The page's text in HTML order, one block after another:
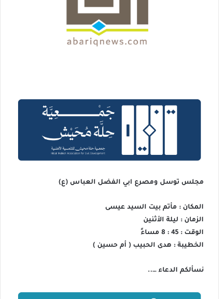
مجلس توسل ومصرع ابي الفضل العباس (ع)
المكان : مأتم بيت السيد عيسى
الزمان : ليلة الأثنين
الوقت : 45 : 8 مساءً
الخطيبة : هدى الحبيب ( أم حسين )
نسألكم الدعاء …..